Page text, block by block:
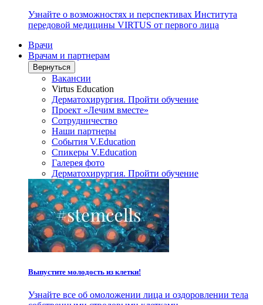
Узнайте о возможностях и перспективах Института
передовой медицины VIRTUS от первого лица
Врачи
Врачам и партнерам
Вернуться
Вакансии
Virtus Education
Дерматохирургия. Пройти обучение
Проект «Лечим вместе»
Сотрудничество
Наши партнеры
События V.Education
Спикеры V.Education
Галерея фото
Дерматохирургия. Пройти обучение
Выпустите молодость из клетки!
Узнайте все об омоложении лица и оздоровлении тела